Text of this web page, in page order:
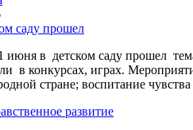
в детском саду прошел
в конкурсах, играх.
стране; воспитание
развитие